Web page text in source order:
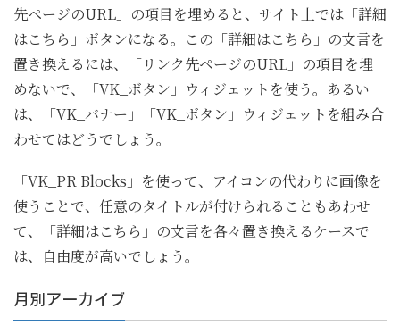
先ページのURL」の項目を埋めると、サイト上では「詳細
はこちら」ボタンになる。この「詳細はこちら」の文言を
置き換えるには、「リンク先ページのURL」の項目を埋
めないで、「VK_ボタン」ウィジェットを使う。あるい
は、「VK_バナー」「VK_ボタン」ウィジェットを組み合
わせてはどうでしょう。
「VK_PR Blocks」を使って、アイコンの代わりに画像を
使うことで、任意のタイトルが付けられることもあわせ
て、「詳細はこちら」の文言を各々置き換えるケースで
は、自由度が高いでしょう。
月別アーカイブ